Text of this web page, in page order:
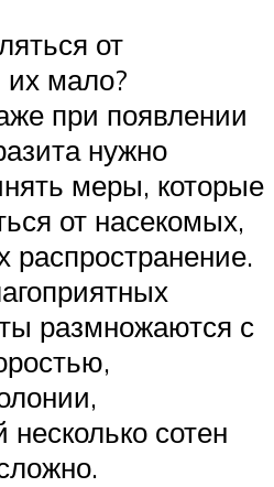
от
их мало?
при появлении
нужно
меры, которые
от насекомых,
распространение.
размножаются с
сотен